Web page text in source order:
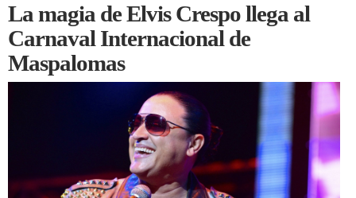
La magia de Elvis Crespo llega al
Carnaval Internacional de
Maspalomas